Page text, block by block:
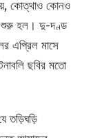
কোত্থাও কোনও
শুরু হল। দু-দণ্ড
এপ্রিল মাসে
ছবির মতো
তড়িঘড়ি